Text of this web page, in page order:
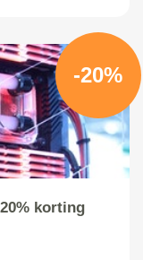
-20%
korting